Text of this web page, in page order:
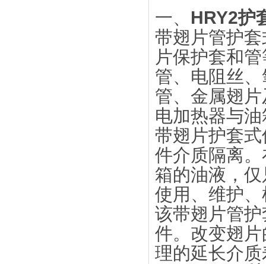
一、 HRY2护
带翅片管护
片保护套和
管、电阻丝
管、金属翅
电加热器与
带翅片护套
件介质隔离
箱的油液，
使用、维护
该带翅片管
件。改变翅
理的延长介